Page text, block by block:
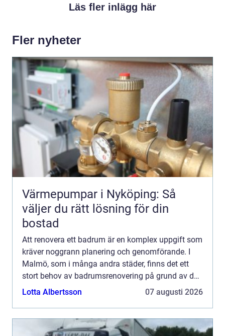
Läs fler inlägg här
Fler nyheter
Värmepumpar i Nyköping: Så
väljer du rätt lösning för din
bostad
Att renovera ett badrum är en komplex uppgift som
kräver noggrann planering och genomförande. I
Malmö, som i många andra städer, finns det ett
stort behov av badrumsrenovering på grund av de
äldre byggnaderna...
Lotta Albertsson 07 augusti 2026